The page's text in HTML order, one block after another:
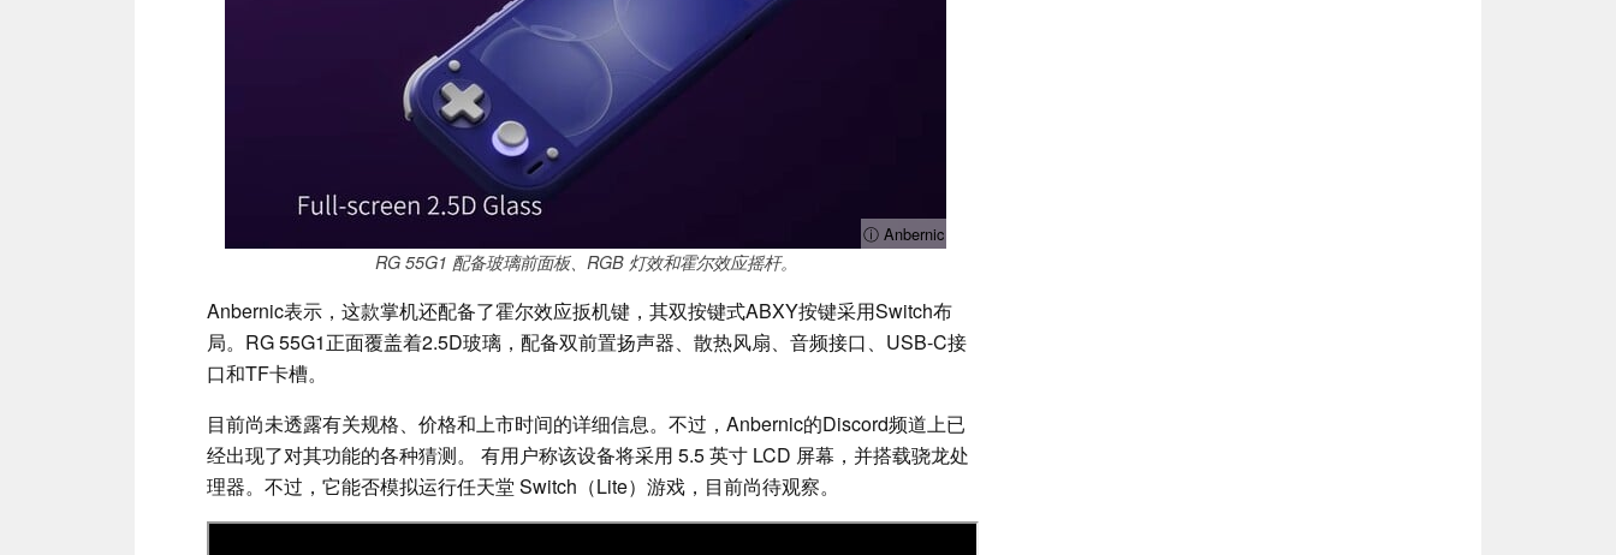
ⓘ Anbernic
RG 55G1 配备玻璃前面板、RGB 灯效和霍尔效应摇杆。
Anbernic表示，这款掌机还配备了霍尔效应扳机键，其双按键式ABXY按键采用Switch布
局。RG 55G1正面覆盖着2.5D玻璃，配备双前置扬声器、散热风扇、音频接口、USB-C接
口和TF卡槽。
目前尚未透露有关规格、价格和上市时间的详细信息。不过，Anbernic的Discord频道上已
经出现了对其功能的各种猜测。 有用户称该设备将采用 5.5 英寸 LCD 屏幕，并搭载骁龙处
理器。不过，它能否模拟运行任天堂 Switch（Lite）游戏，目前尚待观察。